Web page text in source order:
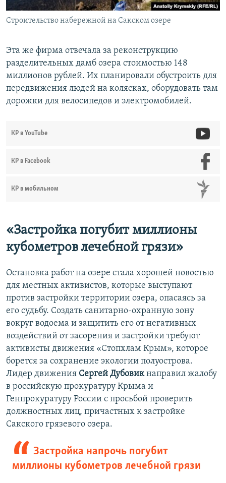
Строительство набережной на Сакском озере
Эта же фирма отвечала за реконструкцию
разделительных дамб озера стоимостью 148
миллионов рублей. Их планировали обустроить для
передвижения людей на колясках, оборудовать там
дорожки для велосипедов и электромобилей.
КР в YouTube
КР в Facebook
КР в мобильном
«Застройка погубит миллионы
кубометров лечебной грязи»
Остановка работ на озере стала хорошей новостью
для местных активистов, которые выступают
против застройки территории озера, опасаясь за
его судьбу. Создать санитарно-охранную зону
вокруг водоема и защитить его от негативных
воздействий от засорения и застройки требуют
активисты движения «Стопхлам Крым», которое
борется за сохранение экологии полуострова.
Лидер движения Сергей Дубовикнаправил жалобу
в российскую прокуратуру Крыма и
Генпрокуратуру России с просьбой проверить
должностных лиц, причастных к застройке
Сакского грязевого озера.
Застройка напрочь погубит
миллионы кубометров лечебной грязи